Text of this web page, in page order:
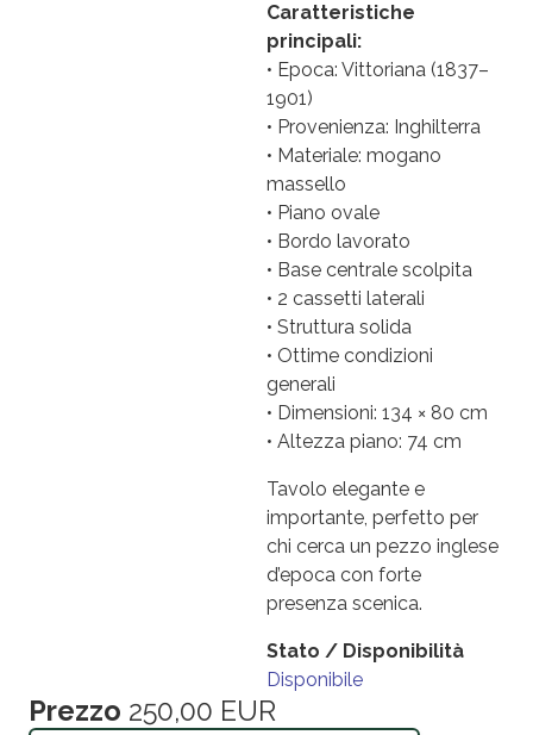
Caratteristiche
principali:
• Epoca: Vittoriana (1837–
1901)
• Provenienza: Inghilterra
• Materiale: mogano
massello
• Piano ovale
• Bordo lavorato
• Base centrale scolpita
• 2 cassetti laterali
• Struttura solida
• Ottime condizioni
generali
• Dimensioni: 134 × 80 cm
• Altezza piano: 74 cm
Tavolo elegante e
importante, perfetto per
chi cerca un pezzo inglese
d’epoca con forte
presenza scenica.
Stato / Disponibilità
Disponibile
Prezzo 250,00 EUR